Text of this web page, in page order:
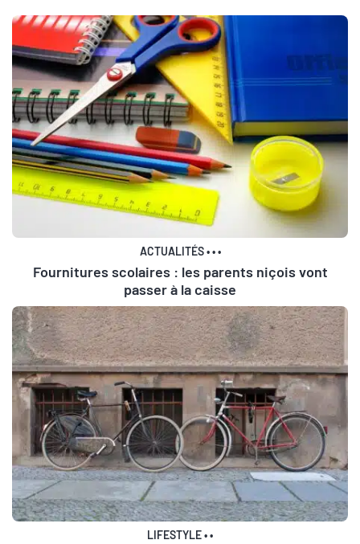
ACTUALITÉS•••
Fournitures scolaires : les parents niçois vont
passer à la caisse
LIFESTYLE••